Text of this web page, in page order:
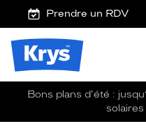
AU
Opticien
Krys
confiance
Prendre un RDV
Ouvrir
menu
Bons plans d'été :
solaires